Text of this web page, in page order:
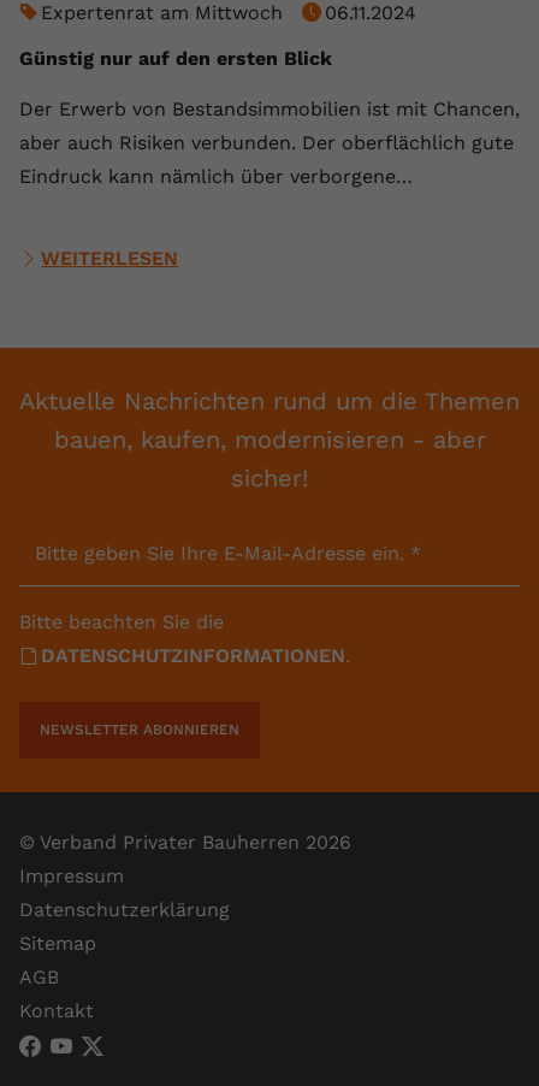
Expertenrat am Mittwoch
06.11.2024
Günstig nur auf den ersten Blick
Der Erwerb von Bestandsimmobilien ist mit Chancen,
aber auch Risiken verbunden. Der oberflächlich gute
Eindruck kann nämlich über verborgene…
WEITERLESEN
Aktuelle Nachrichten rund um die Themen
bauen, kaufen, modernisieren - aber
sicher!
Bitte geben Sie Ihre E-Mail-Adresse ein. *
Bitte beachten Sie die
DATENSCHUTZINFORMATIONEN.
NEWSLETTER ABONNIEREN
© Verband Privater Bauherren 2026
Impressum
Datenschutzerklärung
Sitemap
AGB
Kontakt
VPB Verband Privater Bauherren (Facebook)
VPB Verband Privater Bauherren (YouTube)
VPB Verband Privater Bauherren (X)